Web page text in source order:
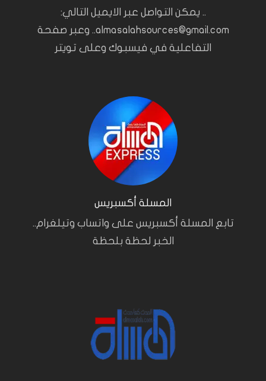
.. يمكن التواصل عبر الايميل التالي:
almasalahsources@gmail.com.. وعبر صفحة
التفاعلية في فيسبوك وعلى تويتر
المسلة أكسبريس
تابع المسلة أكسبريس على واتساب وتيلغرام..
الخبر لحظة بلحظة